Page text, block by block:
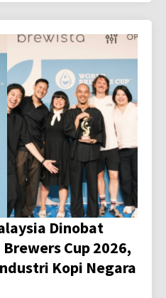
Dinobat
Cup 2026,
Kopi Negara